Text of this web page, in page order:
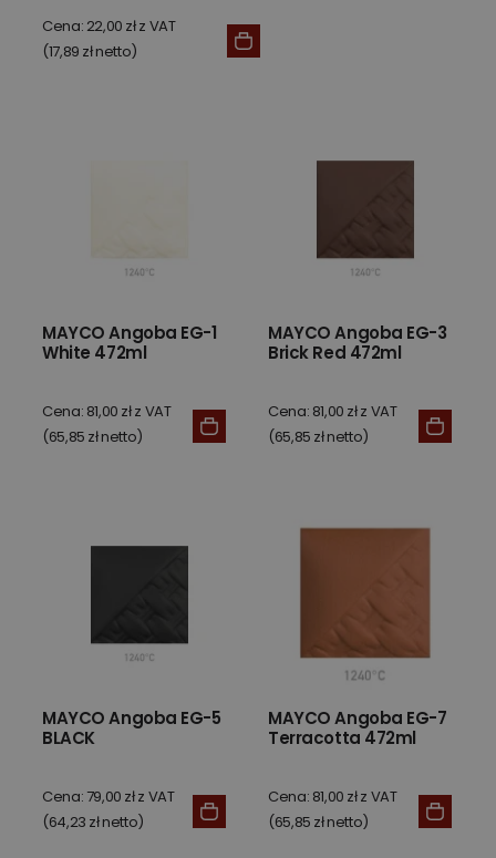
Cena: 22,00 zł z VAT
(17,89 zł netto)
MAYCO Angoba EG-1
White 472ml
Cena: 81,00 zł z VAT
(65,85 zł netto)
MAYCO Angoba EG-3
Brick Red 472ml
Cena: 81,00 zł z VAT
(65,85 zł netto)
MAYCO Angoba EG-5
BLACK
Cena: 79,00 zł z VAT
(64,23 zł netto)
MAYCO Angoba EG-7
Terracotta 472ml
Cena: 81,00 zł z VAT
(65,85 zł netto)